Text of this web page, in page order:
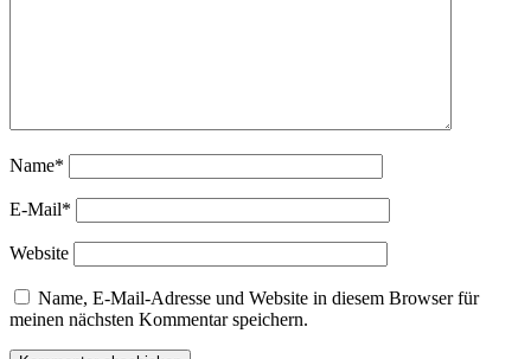
Name*
E-Mail*
Website
Name, E-Mail-Adresse und Website in diesem Browser für
meinen nächsten Kommentar speichern.